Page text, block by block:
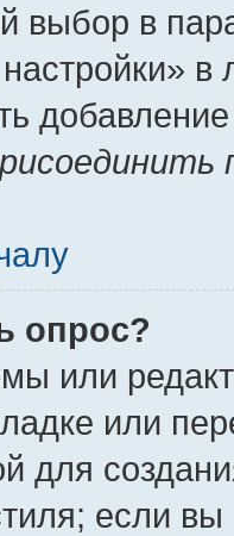
выбор в
опрос?
или
или
для
если